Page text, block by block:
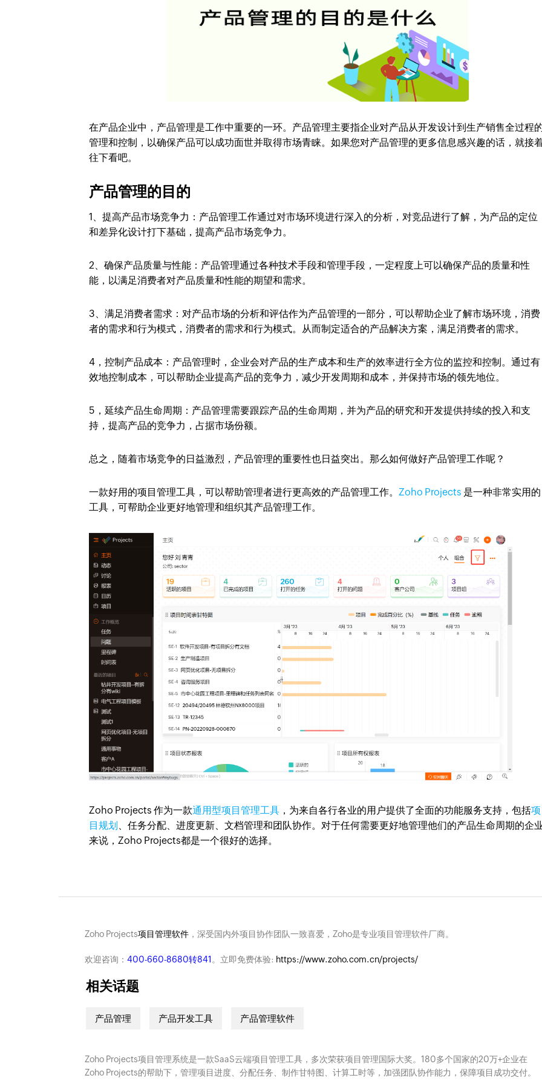
在产品企业中，产品管理是工作中重要的一环。产品管理主要指企业对产品从开发设计到生产销售全过程
管理和控制，以确保产品可以成功面世并取得市场青睐。如果您对产品管理的更多信息感兴趣的话，就接
往下看吧。
产品管理的目的
1、提高产品市场竞争力： 产品管理工作通过对市场环境进行深入的分析，对竞品进行了解，为产品的定位
和差异化设计打下基础，提高产品市场竞争力。
2、确保产品质量与性能： 产品管理通过各种技术手段和管理手段，一定程度上可以确保产品的质量和性
能，以满足消费者对产品质量和性能的期望和需求。
3、满足消费者需求： 对产品市场的分析和评估作为产品管理的一部分，可以帮助企业了解市场环境，消费
者的需求和行为模式，消费者的需求和行为模式。从而制定适合的产品解决方案，满足消费者的需求。
4，控制产品成本： 产品管理时，企业会对产品的生产成本和生产的效率进行全方位的监控和控制。通过有
效地控制成本，可以帮助企业提高产品的竞争力，减少开发周期和成本，并保持市场的领先地位。
5，延续产品生命周期： 产品管理需要跟踪产品的生命周期，并为产品的研究和开发提供持续的投入和支
持，提高产品的竞争力，占据市场份额。
总之，随着市场竞争的日益激烈，产品管理的重要性也日益突出。 那么如何做好产品管理工作呢？
一款好用的项目管理工具，可以帮助管理者进行更高效的产品管理工作。 Zoho Projects 是一种非常实用的
工具，可帮助企业更好地管理和组织其产品管理工作。
Zoho Projects 作为一款通用型项目管理工具 ，为来自各行各业的用户提供了全面的功能服务支持，包括项
目规划 、任务分配、进度更新、文档管理和团队协作。对于任何需要更好地管理他们的产品生命周期的企
来说，Zoho Projects都是一个很好的选择。
Zoho Projects项目管理软件，深受国内外项目协作团队一致喜爱，Zoho是专业项目管理软件厂商。
欢迎咨询： 400-660-8680转841 。立即免费体验: https://www.zoho.com.cn/projects/
相关话题
产品管理 产品开发工具 产品管理软件
Zoho Projects项目管理系统是一款SaaS云端项目管理工具，多次荣获项目管理国际大奖。180多个国家的20万+企业在
Zoho Projects的帮助下，管理项目进度、分配任务、制作甘特图、计算工时等，加强团队协作能力，保障项目成功交付。